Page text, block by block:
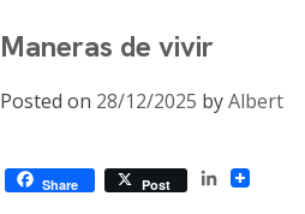
Maneras de vivir
Posted on 28/12/2025 byAlbert
Share Post
LinkedIn